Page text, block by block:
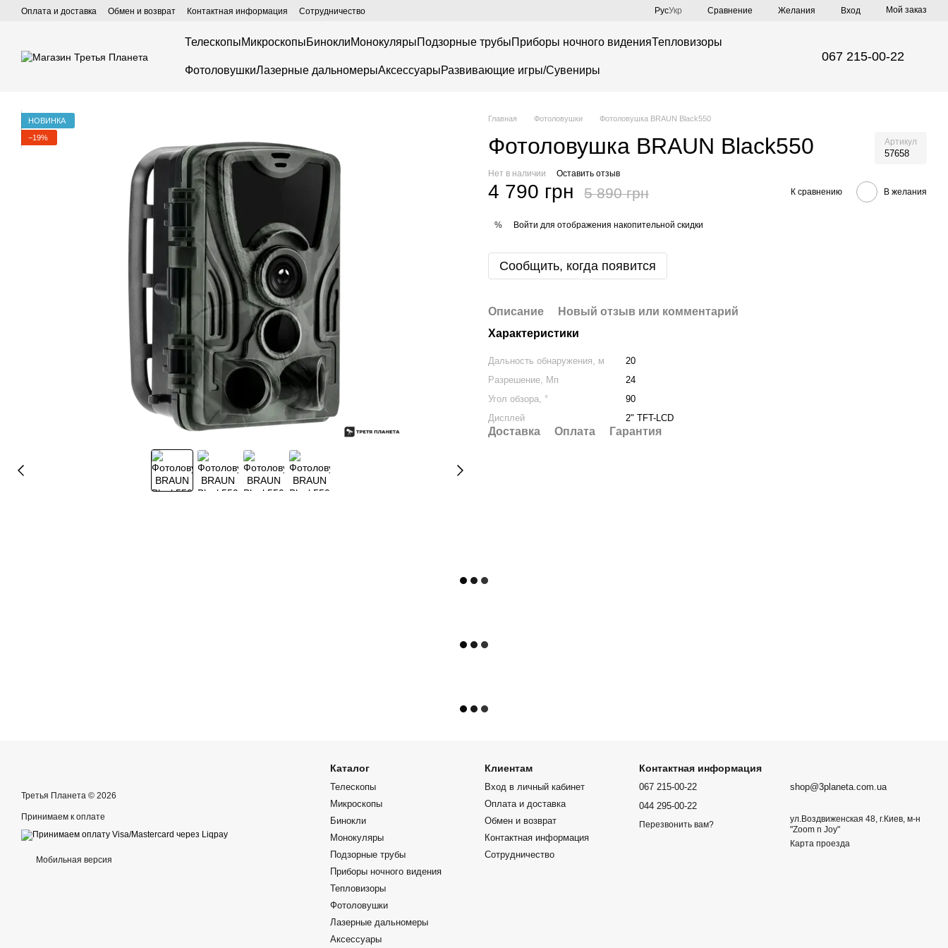
Перейти к основному контенту
Оплата и доставка Обмен и возврат Контактная информация Сотрудничество РусУкр Сравнение Желания Вход Мой заказ
ТелескопыМикроскопыБиноклиМонокулярыПодзорные трубыПриборы ночного виденияТепловизоры
ФотоловушкиЛазерные дальномерыАксессуарыРазвивающие игры/Сувениры
067 215-00-22
НОВИНКА
−19%
Главная Фотоловушки Фотоловушка BRAUN Black550
Фотоловушка BRAUN Black550 Артикул
57658
Нет в наличии Оставить отзыв
4 790 грн 5 890 грн К сравнению В желания
% Войти для отображения накопительной скидки
Сообщить, когда появится
Описание
Новый отзыв или комментарий
Характеристики
Дальность обнаружения, м
20
Разрешение, Мп
24
Угол обзора, °
90
Дисплей
2" TFT-LCD
Доставка Оплата Гарантия
Третья Планета © 2026
Принимаем к оплате
Мобильная версия
Каталог
Телескопы
Микроскопы
Бинокли
Монокуляры
Подзорные трубы
Приборы ночного видения
Тепловизоры
Фотоловушки
Лазерные дальномеры
Аксессуары
Клиентам
Вход в личный кабинет
Оплата и доставка
Обмен и возврат
Контактная информация
Сотрудничество
Контактная информация
067 215-00-22
044 295-00-22
Перезвонить вам?
shop@3planeta.com.ua
ул.Воздвиженская 48, г.Киев, м-н
"Zoom n Joy"
Карта проезда